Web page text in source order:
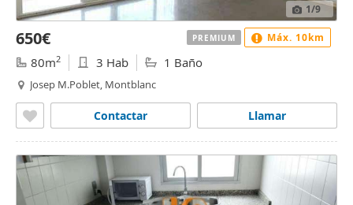
1/9
650€
80m2 3 Hab 1 Baño
Josep M.Poblet, Montblanc
Llamar
Contactar
PREMIUM Máx. 10km